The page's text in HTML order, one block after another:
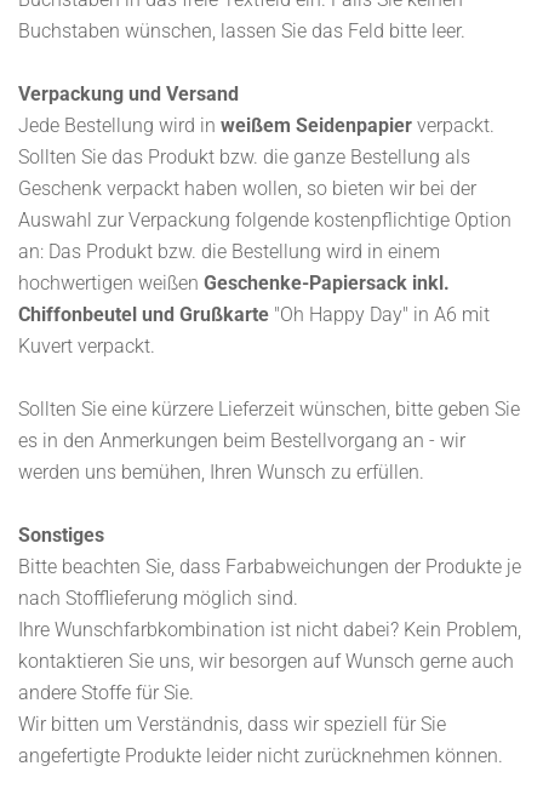
Buchstaben wünschen, lassen Sie das Feld bitte leer.
Verpackung und Versand
Jede Bestellung wird in weißem Seidenpapier verpackt.
Sollten Sie das Produkt bzw. die ganze Bestellung als
Geschenk verpackt haben wollen, so bieten wir bei der
Auswahl zur Verpackung folgende kostenpflichtige Option
an: Das Produkt bzw. die Bestellung wird in einem
hochwertigen weißen Geschenke-Papiersack inkl.
Chiffonbeutel und Grußkarte "Oh Happy Day" in A6 mit
Kuvert verpackt.
Sollten Sie eine kürzere Lieferzeit wünschen, bitte geben Sie
es in den Anmerkungen beim Bestellvorgang an - wir
werden uns bemühen, Ihren Wunsch zu erfüllen.
Sonstiges
Bitte beachten Sie, dass Farbabweichungen der Produkte je
nach Stofflieferung möglich sind.
Ihre Wunschfarbkombination ist nicht dabei? Kein Problem,
kontaktieren Sie uns, wir besorgen auf Wunsch gerne auch
andere Stoffe für Sie.
Wir bitten um Verständnis, dass wir speziell für Sie
angefertigte Produkte leider nicht zurücknehmen können.